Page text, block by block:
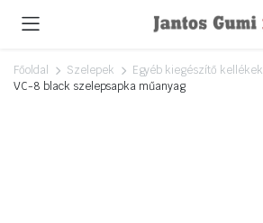
Főoldal Szelepek
Egyéb kiegészítő kellékek
VC-8 black szelepsapka műanyag